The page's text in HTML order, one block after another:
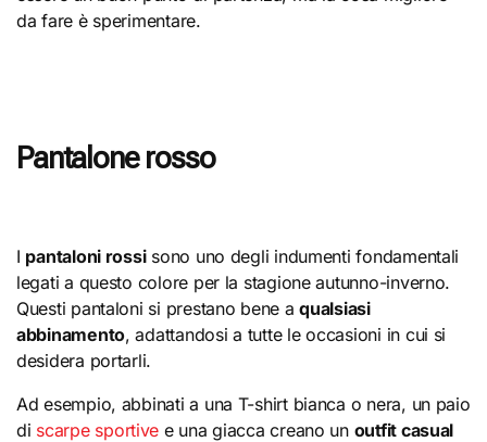
da fare è sperimentare.
Pantalone rosso
I pantaloni rossisono uno degli indumenti fondamentali
legati a questo colore per la stagione autunno-inverno.
Questi pantaloni si prestano bene aqualsiasi
abbinamento, adattandosi a tutte le occasioni in cui si
desidera portarli.
Ad esempio, abbinati a una T-shirt bianca o nera, un paio
di scarpe sportive e una giacca creano un outfit casual